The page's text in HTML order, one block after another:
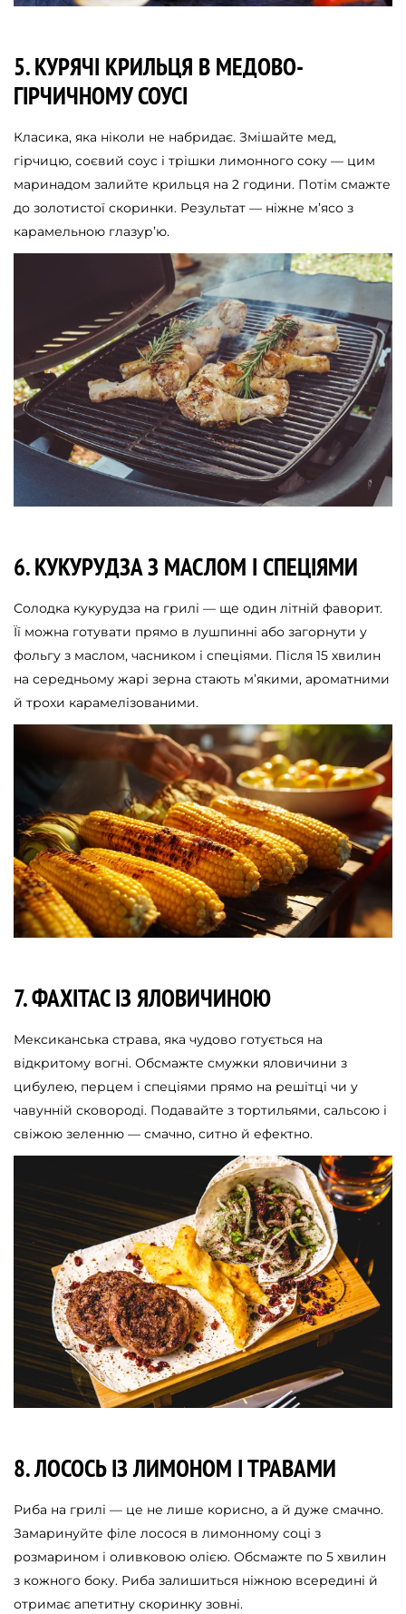
5. КУРЯЧІ КРИЛЬЦЯ В МЕДОВО-
ГІРЧИЧНОМУ СОУСІ
Класика, яка ніколи не набридає. Змішайте мед,
гірчицю, соєвий соус і трішки лимонного соку — цим
маринадом залийте крильця на 2 години. Потім смажте
до золотистої скоринки. Результат — ніжне м’ясо з
карамельною глазур’ю.
6. КУКУРУДЗА З МАСЛОМ І СПЕЦІЯМИ
Солодка кукурудза на грилі — ще один літній фаворит.
Її можна готувати прямо в лушпинні або загорнути у
фольгу з маслом, часником і спеціями. Після 15 хвилин
на середньому жарі зерна стають м’якими, ароматними
й трохи карамелізованими.
7. ФАХІТАС ІЗ ЯЛОВИЧИНОЮ
Мексиканська страва, яка чудово готується на
відкритому вогні. Обсмажте смужки яловичини з
цибулею, перцем і спеціями прямо на решітці чи у
чавунній сковороді. Подавайте з тортильями, сальсою і
свіжою зеленню — смачно, ситно й ефектно.
8. ЛОСОСЬ ІЗ ЛИМОНОМ І ТРАВАМИ
Риба на грилі — це не лише корисно, а й дуже смачно.
Замаринуйте філе лосося в лимонному соці з
розмарином і оливковою олією. Обсмажте по 5 хвилин
з кожного боку. Риба залишиться ніжною всередині й
отримає апетитну скоринку зовні.